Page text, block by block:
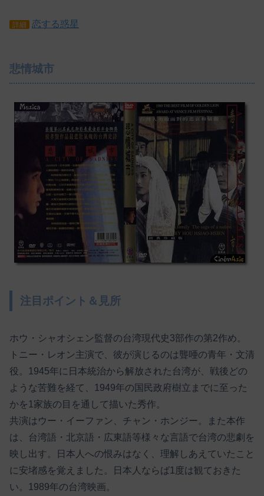
詳細 恋する惑星
悲情城市
注目ポイント＆見所
ホウ・シャオシェン監督の台湾現代史3部作の第2作め。
トニー・レオン主演で、彼が演じるのは聾唖の青年・文清
役。1945年に日本統治から解放された台湾が、戦後どの
ような苦難を経て、1949年の国民政府樹立までに至った
かを1家族の目を通して描いた秀作。
共演はウー・イーファン、チャン・ホンジー。また本作
は、台湾語・北京語・広東語等様々な言語で台湾の悲劇を
映し出す。日本人への恨みはなく、理解しあえていたこと
に安堵感を覚えました。日本人ならば1度は観ておきた
い。1989年の台湾映画。